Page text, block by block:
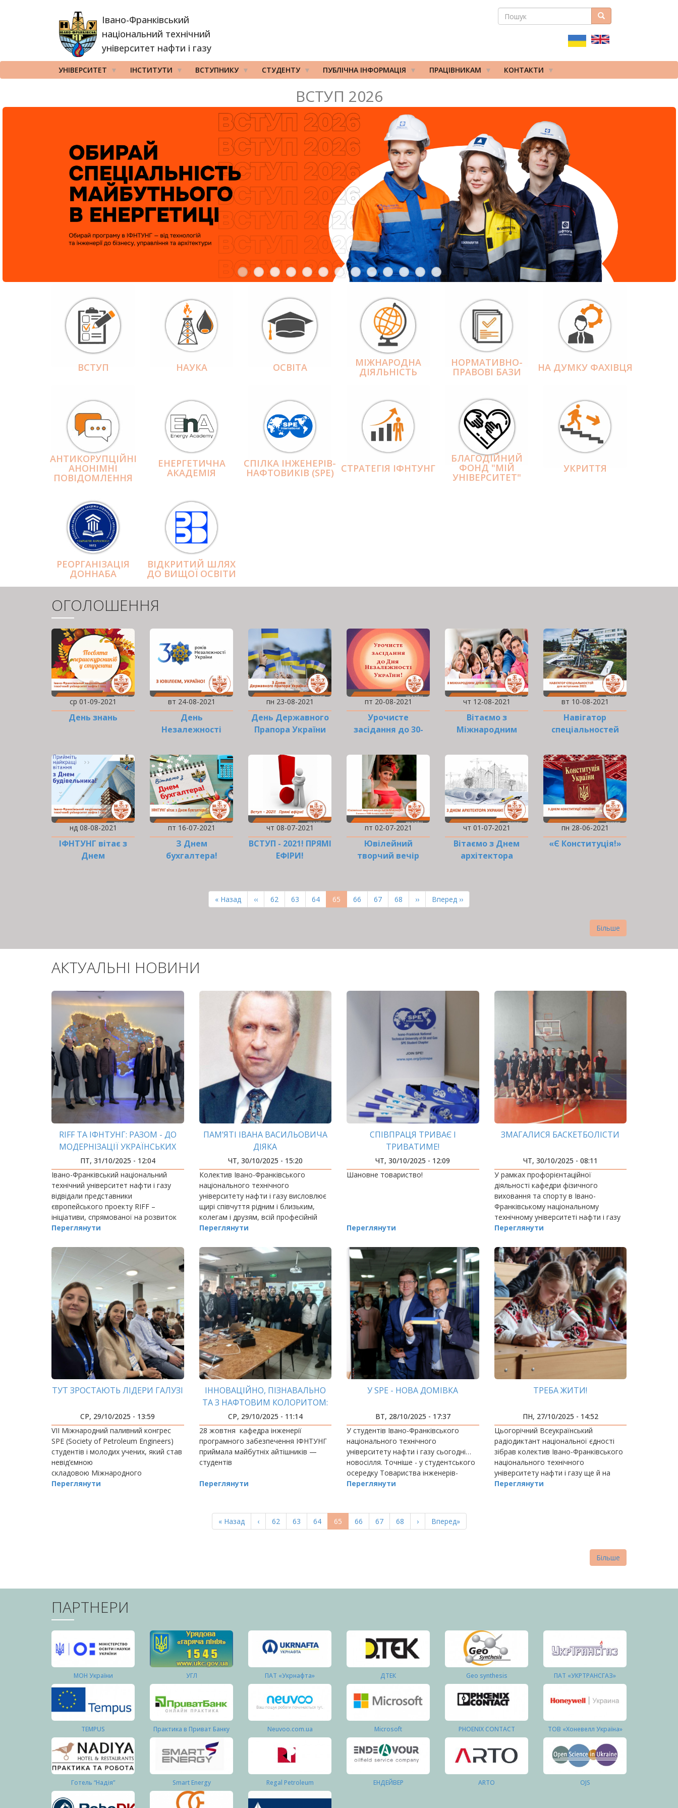
Івано-Франківський
національний технічний
університет нафти і газу
ПОШУКОВА
ПОШУК Пошук
УНІВЕРСИТЕТ ІНСТИТУТИ ВСТУПНИКУ СТУДЕНТУ ПУБЛІЧНА ІНФОРМАЦІЯ ПРАЦІВНИКАМ КОНТАКТИ
ВСТУП 2026
ВСТУП НАУКА ОСВІТА МІЖНАРОДНА
ДІЯЛЬНІCТЬ
НОРМАТИВНО-
ПРАВОВІ БАЗИ НА ДУМКУ ФАХІВЦЯ
АНТИКОРУПЦІЙНІ
АНОНІМНІ
ПОВІДОМЛЕННЯ
ЕНЕРГЕТИЧНА
АКАДЕМІЯ
СПІЛКА ІНЖЕНЕРІВ-
НАФТОВИКІВ (SPE) СТРАТЕГІЯ ІФНТУНГ
БЛАГОДІЙНИЙ
ФОНД "МІЙ
УНІВЕРСИТЕТ"
УКРИТТЯ
РЕОРГАНІЗАЦІЯ
ДОННАБА
ВІДКРИТИЙ ШЛЯХ
ДО ВИЩОЇ ОСВІТИ
ОГОЛОШЕННЯ
ср 01-09-2021
День знань
вт 24-08-2021
День
Незалежності
пн 23-08-2021
День Державного
Прапора України
пт 20-08-2021
Урочисте
засідання до 30-
Незалежності
України!
чт 12-08-2021
Вітаємо з
Міжнародним
вт 10-08-2021
Навігатор
спеціальностей
вступника 2021
нд 08-08-2021
ІФНТУНГ вітає з
Днем
пт 16-07-2021
З Днем
бухгалтера!
чт 08-07-2021
ВСТУП - 2021! ПРЯМІ
ЕФІРИ!
пт 02-07-2021
Ювілейний
творчий вечір
чт 01-07-2021
Вітаємо з Днем
архітектора
пн 28-06-2021
«Є Конституція!»
Перша
сторінка
« Назад
Попередня
сторінка
‹‹ Page
62 Page
63 Page
64
Поточна
сторінка
65 Page
66 Page
67 Page
68
Наступна
сторінка
››
Остання
сторінка
Вперед ››
Більше
АКТУАЛЬНІ НОВИНИ
RIFF ТА ІФНТУНГ: РАЗОМ - ДО
МОДЕРНІЗАЦІЇ УКРАЇНСЬКИХ
ДОСЛІДЖЕНЬ
ПТ, 31/10/2025 - 12:04
Івано-Франківський національний
технічний університет нафти і газу
відвідали представники
європейського проекту RIFF –
ініціативи, спрямованої на розвиток
дослідницької інфраструктури в
Переглянути
ПАМ’ЯТІ ІВАНА ВАСИЛЬОВИЧА
ДІЯКА
ЧТ, 30/10/2025 - 15:20
Колектив Івано-Франківського
національного технічного
університету нафти і газу висловлює
щирі співчуття рідним і близьким,
колегам і друзям, всій професійній
спільноті нафтогазового комплексу
Васильовича,…
Переглянути
СПІВПРАЦЯ ТРИВАЄ І
ТРИВАТИМЕ!
ЧТ, 30/10/2025 - 12:09
Шановне товариство!
Переглянути
ЗМАГАЛИСЯ БАСКЕТБОЛІСТИ
ЧТ, 30/10/2025 - 08:11
У рамках профорієнтаційної
діяльності кафедри фізичного
виховання та спорту в Івано-
Франківському національному
технічному університеті нафти і газу
відбулась товариська баскетбольна
«Баскетбол» (тренер — доцент…
Переглянути
ТУТ ЗРОСТАЮТЬ ЛІДЕРИ ГАЛУЗІ
СР, 29/10/2025 - 13:59
VIІ Міжнародний паливний конгрес
SPE (Society of Petroleum Engineers)
студентів і молодих учених, який став
невід’ємною
складовою Міжнародного
нафтогазового форуму
Переглянути
ІННОВАЦІЙНО, ПІЗНАВАЛЬНО
ТА З НАФТОВИМ КОЛОРИТОМ:
СТУДЕНТИ КЕП В ГОСТЯХ У
ІФНТУНГ!
СР, 29/10/2025 - 11:14
28 жовтня кафедра інженерії
програмного забезпечення ІФНТУНГ
приймала майбутніх айтішників —
студентів
Переглянути
У SPE - НОВА ДОМІВКА
ВТ, 28/10/2025 - 17:37
У студентів Івано-Франківського
національного технічного
університету нафти і газу сьогодні…
новосілля. Точніше - у студентського
осередку Товариства інженерів-
нафтовиків
Переглянути
ТРЕБА ЖИТИ!
ПН, 27/10/2025 - 14:52
Цьогорічний Всеукраїнський
радіодиктант національної єдності
зібрав колектив Івано-Франківського
національного технічного
університету нафти і газу ще й на
такий собі вишиванковий флеш-моб.
Переглянути
Перша
сторінка
« Назад
Попередня
сторінка
‹ Page
62 Page
63 Page
64
Поточна
сторінка
65 Page
66 Page
67 Page
68
Наступна
сторінка
›
Остання
сторінка
Вперед»
Більше
ПАРТНЕРИ
МОН України УГЛ ПАТ «Укрнафта» ДТЕК Geo synthesis ПАТ «УКРТРАНСГАЗ»
TEMPUS Практика в Приват Банку Neuvoo.com.ua Microsoft PHOENIX CONTACT ТОВ «Хоневелл Україна»
Готель “Надія” Smart Energy Regal Petroleum ЕНДЕЙВЕР ARTO OJS